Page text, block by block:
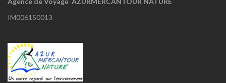
IM006150013